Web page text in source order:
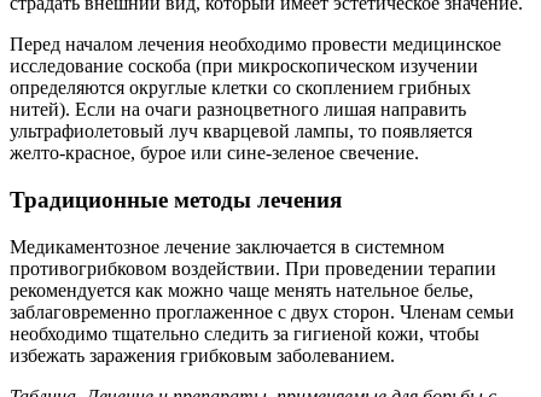
Перед началом лечения необходимо провести медицинское
исследование соскоба (при микроскопическом изучении
определяются округлые клетки со скоплением грибных
нитей). Если на очаги разноцветного лишая направить
ультрафиолетовый луч кварцевой лампы, то появляется
желто-красное, бурое или сине-зеленое свечение.
Традиционные методы лечения
Медикаментозное лечение заключается в системном
противогрибковом воздействии. При проведении терапии
рекомендуется как можно чаще менять нательное белье,
заблаговременно проглаженное с двух сторон. Членам семьи
необходимо тщательно следить за гигиеной кожи, чтобы
избежать заражения грибковым заболеванием.